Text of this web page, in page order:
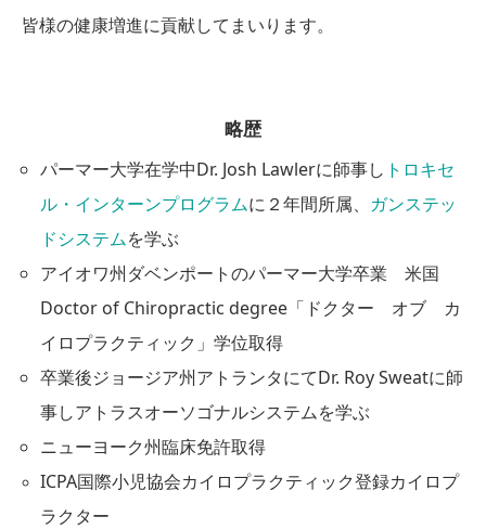
皆様の健康増進に貢献してまいります。
略歴
パーマー大学在学中Dr. Josh Lawlerに師事し トロキセ
ル・インターンプログラムに２年間所属、 ガンステッ
ドシステムを学ぶ
アイオワ州ダベンポートのパーマー大学卒業 米国
Doctor of Chiropractic degree「ドクター オブ カ
イロプラクティック」学位取得
卒業後ジョージア州アトランタにてDr. Roy Sweatに師
事しアトラスオーソゴナルシステムを学ぶ
ニューヨーク州臨床免許取得
ICPA国際小児協会カイロプラクティック登録カイロプ
ラクター